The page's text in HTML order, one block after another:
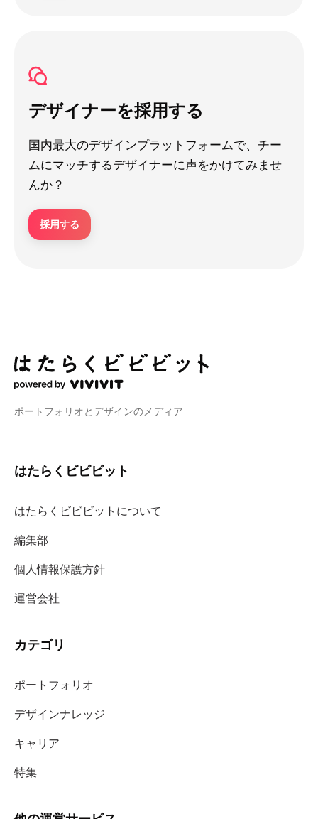
デザイナーを採用する
国内最大のデザインプラットフォームで、チー
ムにマッチするデザイナーに声をかけてみませ
んか？
採用する
ポートフォリオとデザインのメディア
はたらくビビビット
はたらくビビビットについて
編集部
個人情報保護方針
運営会社
カテゴリ
ポートフォリオ
デザインナレッジ
キャリア
特集